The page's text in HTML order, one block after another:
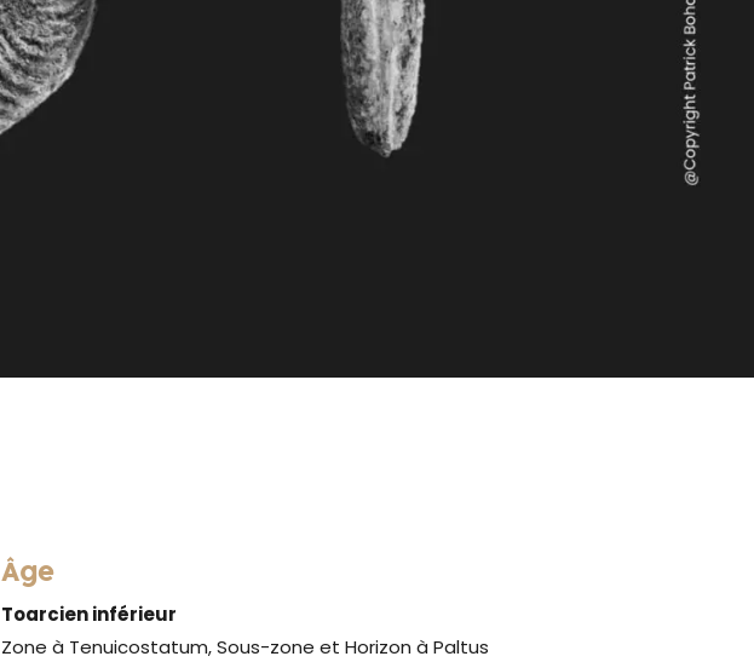
Âge
Toarcien inférieur
Zone à Tenuicostatum, Sous-zone et Horizon à Paltus